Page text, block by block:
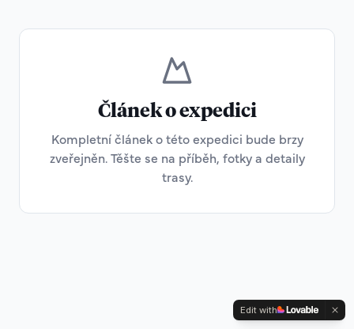
Článek o expedici
Kompletní článek o této expedici bude brzy
zveřejněn. Těšte se na příběh, fotky a detaily
trasy.
Edit with